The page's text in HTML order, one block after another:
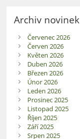
Archiv novinek
Červenec 2026
Červen 2026
Květen 2026
Duben 2026
Březen 2026
Únor 2026
Leden 2026
Prosinec 2025
Listopad 2025
Říjen 2025
Září 2025
Srpen 2025